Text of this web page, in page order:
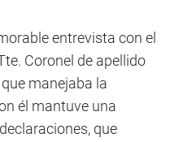
entrevista con el
Coronel de apellido
manejaba la
él mantuve una
que